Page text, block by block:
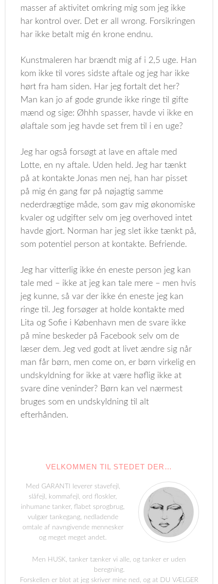
masser af aktivitet omkring mig som jeg ikke
har kontrol over. Det er all wrong. Forsikringen
har ikke betalt mig én krone endnu.
Kunstmaleren har brændt mig af i 2,5 uge. Han
kom ikke til vores sidste aftale og jeg har ikke
hørt fra ham siden. Har jeg fortalt det her?
Man kan jo af gode grunde ikke ringe til gifte
mænd og sige: Øhhh spasser, havde vi ikke en
ølaftale som jeg havde set frem til i en uge?
Jeg har også forsøgt at lave en aftale med
Lotte, en ny aftale. Uden held. Jeg har tænkt
på at kontakte Jonas men nej, han har pisset
på mig én gang før på nøjagtig samme
nederdrægtige måde, som gav mig økonomiske
kvaler og udgifter selv om jeg overhoved intet
havde gjort. Norman har jeg slet ikke tænkt på,
som potentiel person at kontakte. Befriende.
Jeg har vitterlig ikke én eneste person jeg kan
tale med – ikke at jeg kan tale mere – men hvis
jeg kunne, så var der ikke én eneste jeg kan
ringe til. Jeg forsøger at holde kontakte med
Lita og Sofie i København men de svare ikke
på mine beskeder på Facebook selv om de
læser dem. Jeg ved godt at livet ændre sig når
man får børn, men come on, er børn virkelig en
undskyldning for ikke at være høflig ikke at
svare dine veninder? Børn kan vel nærmest
bruges som en undskyldning til alt
efterhånden.
VELKOMMEN TIL STEDET DER…
Med GARANTI leverer stavefejl,
slåfejl, kommafejl, ord floskler,
inhumane tanker, flabet sprogbrug,
vulgær tankegang, nedladende
omtale af navngivende mennesker
og meget meget andet.
Men HUSK, tanker tænker vi alle, og tanker er uden
beregning.
Forskellen er blot at jeg skriver mine ned, og at DU VÆLGER